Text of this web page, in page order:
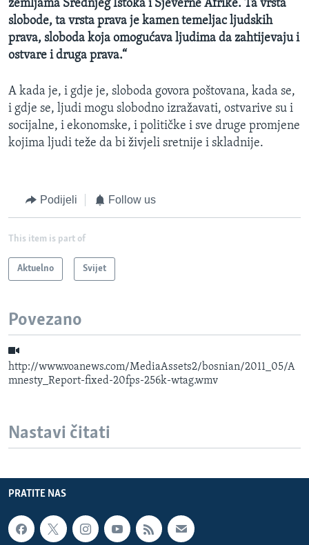
zemljama Srednjeg Istoka i Sjeverne Afrike. Ta vrsta
slobode, ta vrsta prava je kamen temeljac ljudskih
prava, sloboda koja omogućava ljudima da zahtijevaju i
ostvare i druga prava.“
A kada je, i gdje je, sloboda govora poštovana, kada se,
i gdje se, ljudi mogu slobodno izražavati, ostvarive su i
socijalne, i ekonomske, i političke i sve druge promjene
kojima ljudi teže da bi živjeli sretnije i skladnije.
Podijeli Follow us
This item is part of
Aktuelno Svijet
Povezano
http://www.voanews.com/MediaAssets2/bosnian/2011_05/A
mnesty_Report-fixed-20fps-256k-wtag.wmv
Nastavi čitati
PRATITE NAS